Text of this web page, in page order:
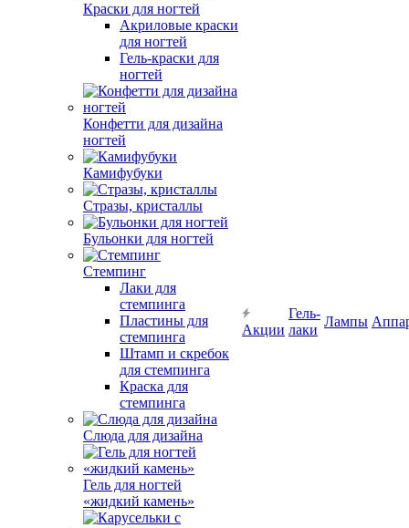
Краски для ногтей
Акриловые краски
для ногтей
Гель-краски для
ногтей
Конфетти для дизайна
ногтей
Камифубуки
Стразы, кристаллы
Бульонки для ногтей
Стемпинг
Лаки для
стемпинга
Пластины для
стемпинга
Штамп и скребок
для стемпинга
Краска для
стемпинга
Слюда для дизайна
Гель для ногтей
«жидкий камень»
Акции
Гель-
лаки
Лампы